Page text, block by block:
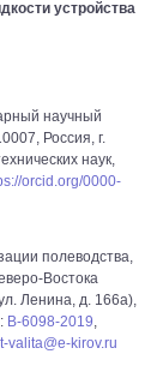
устройства
научный
Россия, г.
наук,
orcid.org/0000-
полеводства,
Востока
Ленина, д. 166а),
B-6098-2019,
valita@e-kirov.ru